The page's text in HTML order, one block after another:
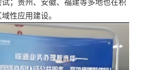
性应用建设。